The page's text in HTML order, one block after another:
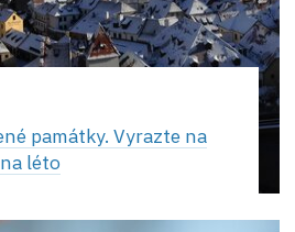
památky. Vyrazte na
léto